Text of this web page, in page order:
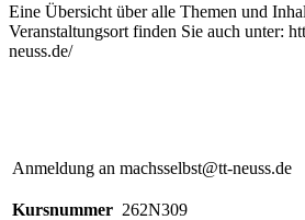
Eine Übersicht über alle Themen und
Veranstaltungsort finden Sie auch unter:
neuss.de/
Anmeldung an machsselbst@tt-neuss.de
Kursnummer 262N309